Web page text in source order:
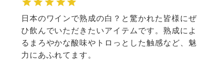
日本のワインで熟成の白？と驚かれた皆様にぜ
ひ飲んでいただきたいアイテムです。熟成によ
るまろやかな酸味やトロっとした触感など、魅
力にあふれてます。